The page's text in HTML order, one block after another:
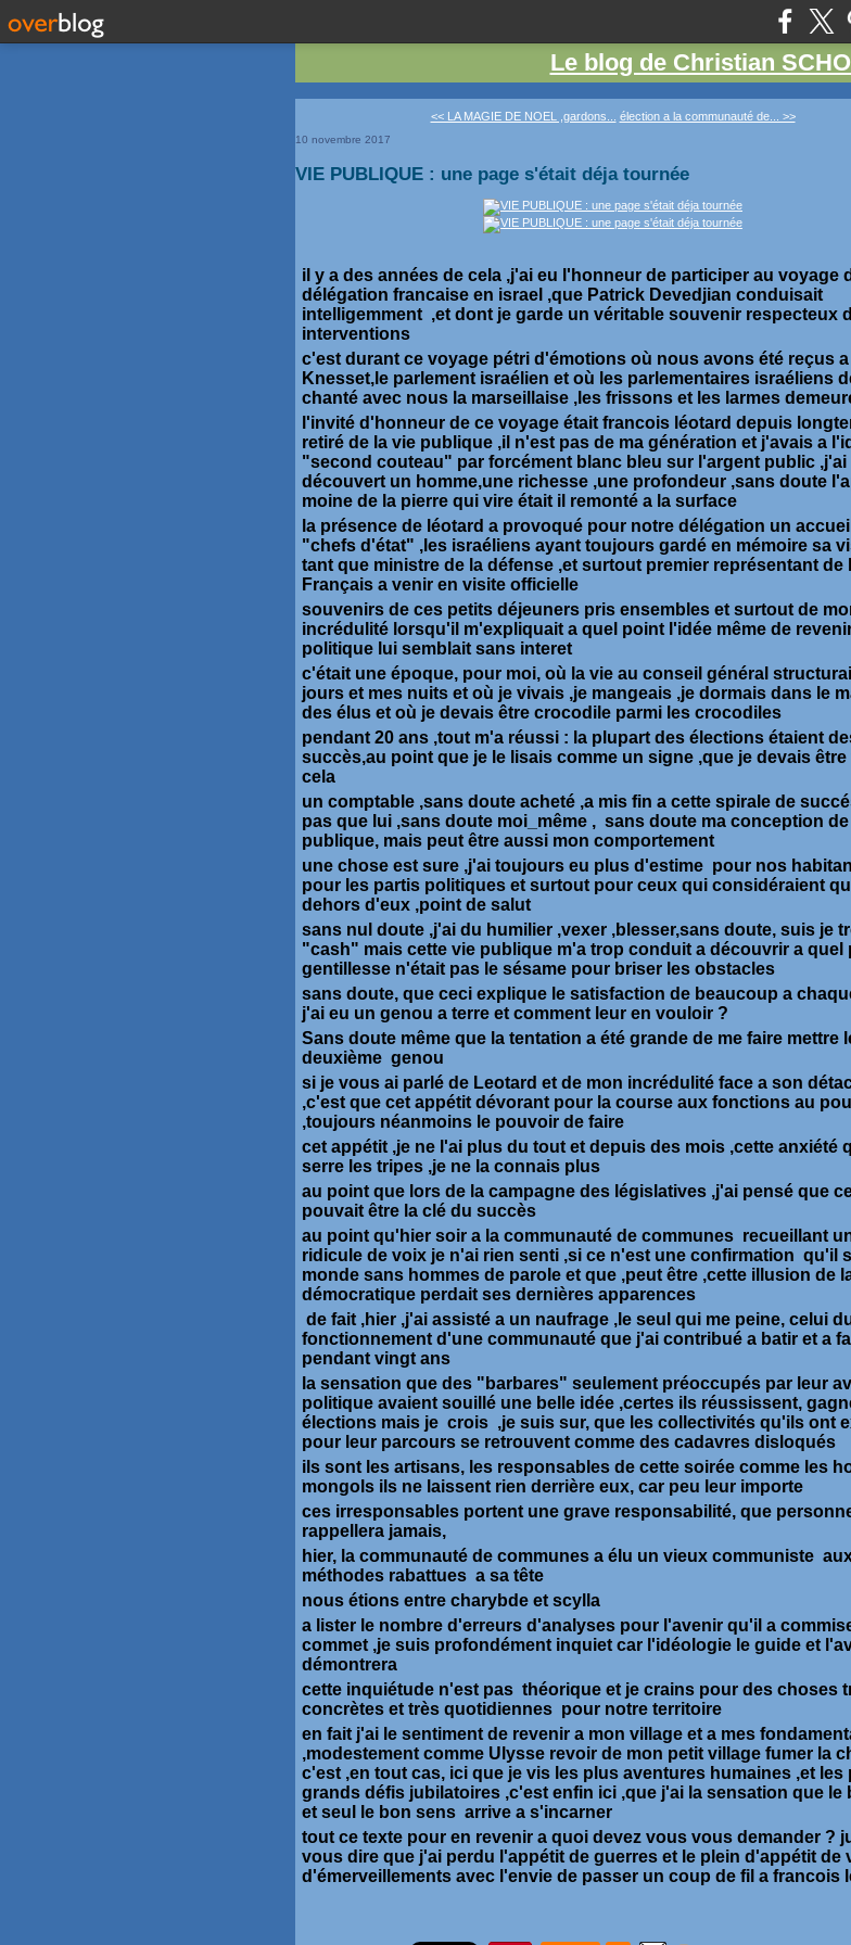
Le blog de Christian
<< LA MAGIE DE NOEL ,gardons... élection a la communauté de... >>
10 novembre 2017
VIE PUBLIQUE : une page s'était déja tournée
il y a des années de cela ,j'ai eu l'honneur de participer au voyage
délégation francaise en israel ,que Patrick Devedjian conduisait
intelligemment ,et dont je garde un véritable souvenir respecteux
interventions
c'est durant ce voyage pétri d'émotions où nous avons été reçus a
Knesset,le parlement israélien et où les parlementaires israéliens
chanté avec nous la marseillaise ,les frissons et les larmes
l'invité d'honneur de ce voyage était francois léotard depuis
retiré de la vie publique ,il n'est pas de ma génération et j'avais a
"second couteau" par forcément blanc bleu sur l'argent public ,j'ai
découvert un homme,une richesse ,une profondeur ,sans doute
moine de la pierre qui vire était il remonté a la surface
la présence de léotard a provoqué pour notre délégation un
"chefs d'état" ,les israéliens ayant toujours gardé en mémoire sa
tant que ministre de la défense ,et surtout premier représentant de
Français a venir en visite officielle
souvenirs de ces petits déjeuners pris ensembles et surtout de
incrédulité lorsqu'il m'expliquait a quel point l'idée même de
politique lui semblait sans interet
c'était une époque, pour moi, où la vie au conseil général
jours et mes nuits et où je vivais ,je mangeais ,je dormais dans le
des élus et où je devais être crocodile parmi les crocodiles
pendant 20 ans ,tout m'a réussi : la plupart des élections étaient
succès,au point que je le lisais comme un signe ,que je devais
cela
un comptable ,sans doute acheté ,a mis fin a cette spirale de
pas que lui ,sans doute moi_même , sans doute ma conception de
publique, mais peut être aussi mon comportement
une chose est sure ,j'ai toujours eu plus d'estime pour nos
pour les partis politiques et surtout pour ceux qui considéraient
dehors d'eux ,point de salut
sans nul doute ,j'ai du humilier ,vexer ,blesser,sans doute, suis je
"cash" mais cette vie publique m'a trop conduit a découvrir a quel
gentillesse n'était pas le sésame pour briser les obstacles
sans doute, que ceci explique le satisfaction de beaucoup a
j'ai eu un genou a terre et comment leur en vouloir ?
Sans doute même que la tentation a été grande de me faire mettre
deuxième genou
si je vous ai parlé de Leotard et de mon incrédulité face a son
,c'est que cet appétit dévorant pour la course aux fonctions au
,toujours néanmoins le pouvoir de faire
cet appétit ,je ne l'ai plus du tout et depuis des mois ,cette anxiété
serre les tripes ,je ne la connais plus
au point que lors de la campagne des législatives ,j'ai pensé que
pouvait être la clé du succès
au point qu'hier soir a la communauté de communes recueillant
ridicule de voix je n'ai rien senti ,si ce n'est une confirmation qu'il
monde sans hommes de parole et que ,peut être ,cette illusion de
démocratique perdait ses dernières apparences
de fait ,hier ,j'ai assisté a un naufrage ,le seul qui me peine, celui
fonctionnement d'une communauté que j'ai contribué a batir et a
pendant vingt ans
la sensation que des "barbares" seulement préoccupés par leur
politique avaient souillé une belle idée ,certes ils réussissent,
élections mais je crois ,je suis sur, que les collectivités qu'ils ont
pour leur parcours se retrouvent comme des cadavres disloqués
ils sont les artisans, les responsables de cette soirée comme les
mongols ils ne laissent rien derrière eux, car peu leur importe
ces irresponsables portent une grave responsabilité, que
rappellera jamais,
hier, la communauté de communes a élu un vieux communiste
méthodes rabattues a sa tête
nous étions entre charybde et scylla
a lister le nombre d'erreurs d'analyses pour l'avenir qu'il a
commet ,je suis profondément inquiet car l'idéologie le guide et
démontrera
cette inquiétude n'est pas théorique et je crains pour des choses
concrètes et très quotidiennes pour notre territoire
en fait j'ai le sentiment de revenir a mon village et a mes
,modestement comme Ulysse revoir de mon petit village fumer la
c'est ,en tout cas, ici que je vis les plus aventures humaines ,et les
grands défis jubilatoires ,c'est enfin ici ,que j'ai la sensation que le
et seul le bon sens arrive a s'incarner
tout ce texte pour en revenir a quoi devez vous vous demander ?
vous dire que j'ai perdu l'appétit de guerres et le plein d'appétit de
d'émerveillements avec l'envie de passer un coup de fil a francois